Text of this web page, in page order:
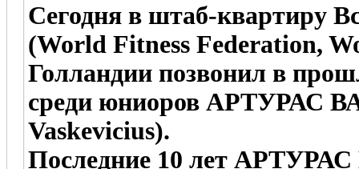
Сегодня в штаб-квартиру
(World Fitness Federation,
Голландии позвонил в
среди юниоров АРТУРАС
Vaskevicius).
Последние 10 лет